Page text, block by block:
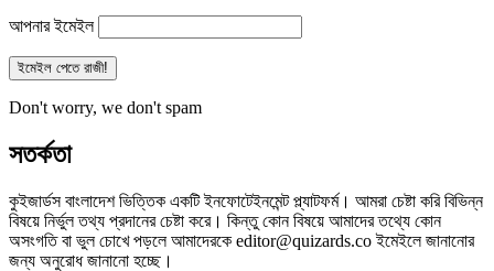
আপনার ইমেইল
Don't worry, we don't spam
সতর্কতা
কুইজার্ডস বাংলাদেশ ভিত্তিক একটি ইনফোটেইনমেন্ট প্ল্যাটফর্ম। আমরা চেষ্টা করি বিভিন্ন
বিষয়ে নির্ভুল তথ্য প্রদানের চেষ্টা করে। কিন্তু কোন বিষয়ে আমাদের তথ্যে কোন
অসংগতি বা ভুল চোখে পড়লে আমাদেরকে editor@quizards.co ইমেইলে জানানোর
জন্য অনুরোধ জানানো হচ্ছে।